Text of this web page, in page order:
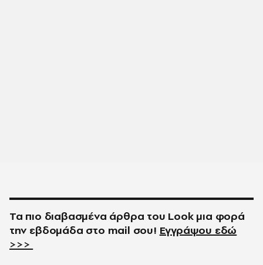
Τα πιο διαβασμένα άρθρα του Look μια φορά
την εβδομάδα στο mail σου! Εγγράψου εδώ
>>>